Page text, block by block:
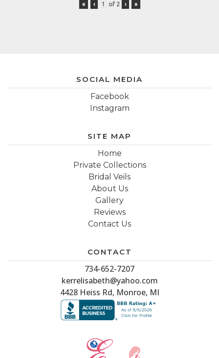
« ‹ of 2 › »
SOCIAL MEDIA
Facebook
Instagram
SITE MAP
Home
Private Collections
Bridal Veils
About Us
Gallery
Reviews
Contact Us
CONTACT
734-652-7207
kerrelisabeth@yahoo.com
4428 Heiss Rd, Monroe, MI